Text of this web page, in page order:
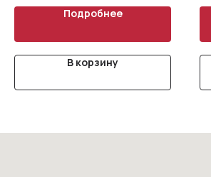
Подробнее
В корзину